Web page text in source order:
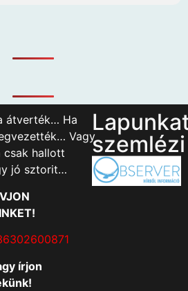
átverték… Ha
Vagy
csak hallott
jó sztorit…
írjon
szemlézi